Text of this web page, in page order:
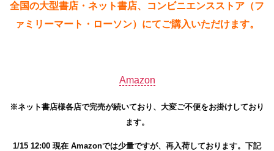
全国の大型書店・ネット書店、コンビニエンスストア（フ
ァミリーマート・ローソン）にてご購入いただけます。
Amazon
※ネット書店様各店で完売が続いており、大変ご不便をお掛けしており
ます。
1/15 12:00 現在 Amazonでは少量ですが、再入荷しております。下記